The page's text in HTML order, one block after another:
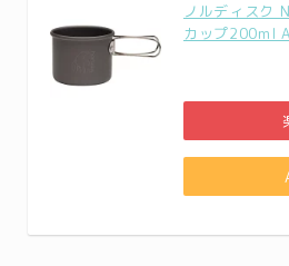
ノルディスク
カップ200ml